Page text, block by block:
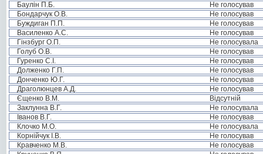
Баулін П.Б.
Не голосував
Бондарчук О.В.
Не голосував
Буждиган П.П.
Не голосував
Василенко А.С.
Не голосував
Гінзбург О.П.
Не голосувала
Голуб О.В.
Не голосував
Гуренко С.І.
Не голосував
Долженко Г.П.
Не голосував
Донченко Ю.Г.
Не голосував
Драголюнцев А.Д.
Не голосував
Єщенко В.М.
Відсутній
Заклунна В.Г.
Не голосувала
Іванов В.Г.
Не голосував
Клочко М.О.
Не голосувала
Корнійчук І.В.
Не голосував
Кравченко М.В.
Не голосував